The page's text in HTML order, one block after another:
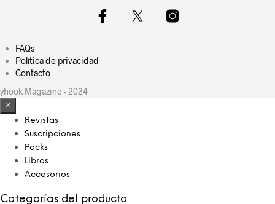
FAQs
Política de privacidad
Contacto
Magazine - 2024
×
Revistas
Suscripciones
Packs
Libros
Accesorios
Categorías del producto